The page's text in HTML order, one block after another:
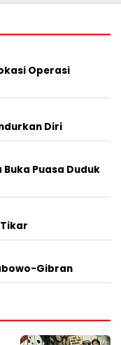
Operasi
Diri
Puasa Duduk
Gibran